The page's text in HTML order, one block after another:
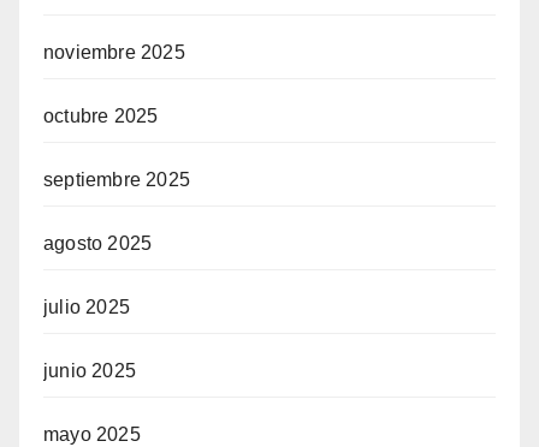
noviembre 2025
octubre 2025
septiembre 2025
agosto 2025
julio 2025
junio 2025
mayo 2025